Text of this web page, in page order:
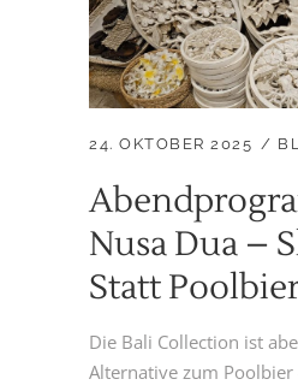
24. OKTOBER 2025
Nusa Dua –
Statt
Die Bali Collection ist
Alternative zum